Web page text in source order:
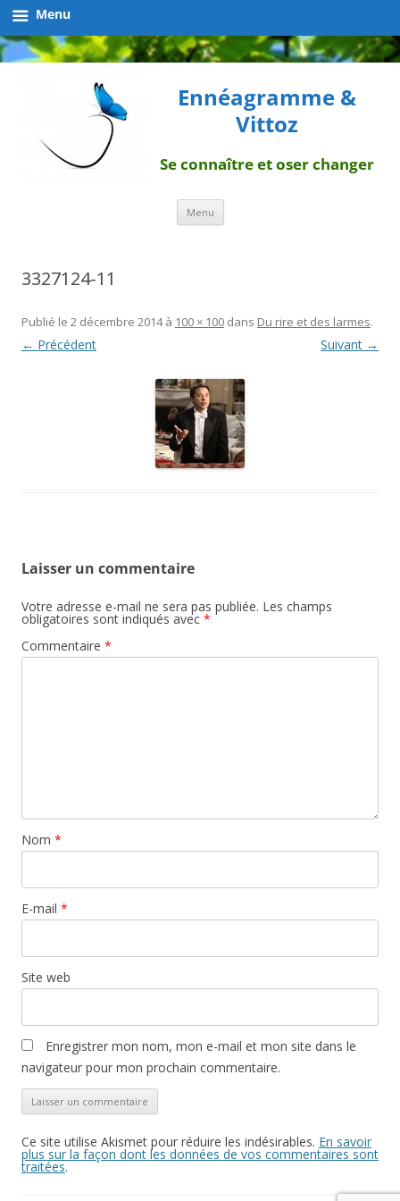
Ennéagramme &
Vittoz
Se connaître et oser changer
Menu Aller
contenu
3327124-11
Publié le 2 décembre 2014à 100 × 100 dans Du rire et des larmes.
← Précédent Suivant →
Laisser un commentaire
Votre adresse e-mail ne sera pas publiée. Les champs
obligatoires sont indiqués avec *
Commentaire *
Nom *
E-mail *
Site web
Enregistrer mon nom, mon e-mail et mon site dans le
navigateur pour mon prochain commentaire.
Ce site utilise Akismet pour réduire les indésirables. En savoir
plus sur la façon dont les données de vos commentaires sont
traitées.
Menu